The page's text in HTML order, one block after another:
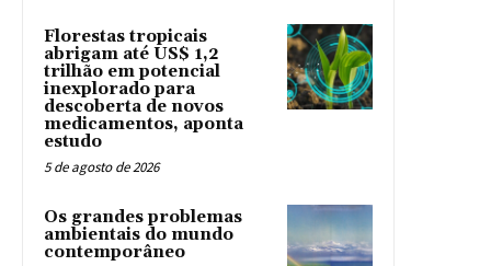
Florestas tropicais
abrigam até US$ 1,2
trilhão em potencial
inexplorado para
descoberta de novos
medicamentos, aponta
estudo
5 de agosto de 2026
Os grandes problemas
ambientais do mundo
contemporâneo